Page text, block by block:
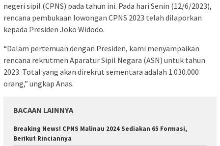
negeri sipil (CPNS) pada tahun ini. Pada hari Senin (12/6/2023),
rencana pembukaan lowongan CPNS 2023 telah dilaporkan
kepada Presiden Joko Widodo.
“Dalam pertemuan dengan Presiden, kami menyampaikan
rencana rekrutmen Aparatur Sipil Negara (ASN) untuk tahun
2023. Total yang akan direkrut sementara adalah 1.030.000
orang,” ungkap Anas.
BACAAN LAINNYA
Breaking News! CPNS Malinau 2024 Sediakan 65 Formasi,
Berikut Rinciannya